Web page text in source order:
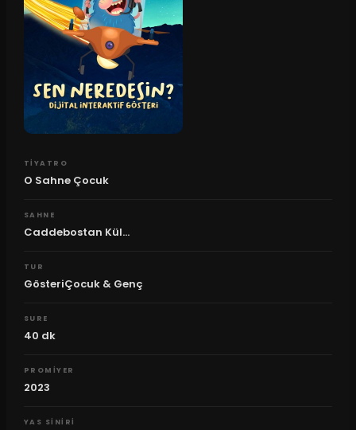
TIYATRO
O Sahne Çocuk
SAHNE
Caddebostan Kül...
TUR
GösteriÇocuk & Genç
SURE
40 dk
PROMIYER
2023
YAS SINIRI